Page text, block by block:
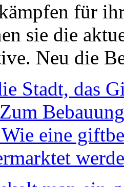
für
sie die
Neu die
Stadt, das
eine